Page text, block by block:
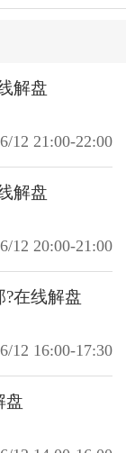
解盘
12 21:00-22:00
解盘
12 20:00-21:00
在线解盘
12 16:00-17:30
盘